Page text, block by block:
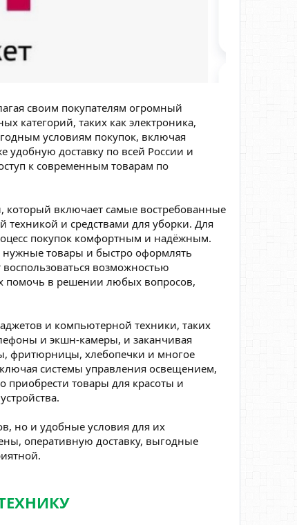
своим покупателям огромный
категорий, таких как электроника,
условиям покупок, включая
удобную доставку по всей России и
к современным товарам по
включает самые востребованные
техникой и средствами для уборки. Для
покупок комфортным и надёжным.
нужные товары и быстро оформлять
возможностью
помочь в решении любых вопросов,
и компьютерной техники, таких
и экшн-камеры, и заканчивая
фритюрницы, хлебопечки и многое
системы управления освещением,
приобрести товары для красоты и
но и удобные условия для их
оперативную доставку, выгодные